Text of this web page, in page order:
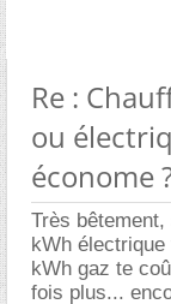
Re :
ou
économe
Très
kWh
kWh gaz te
fois plus...